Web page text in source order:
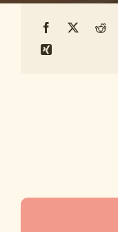
Ανακοινώσεις